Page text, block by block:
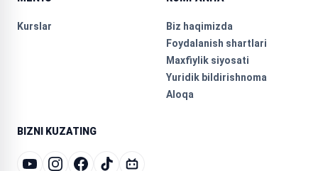
Kurslar
Biz haqimizda
Foydalanish shartlari
Maxfiylik siyosati
Yuridik bildirishnoma
Aloqa
BIZNI KUZATING